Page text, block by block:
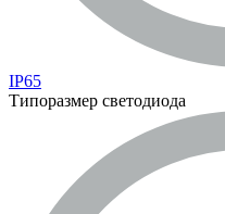
IP65
Типоразмер светодиода